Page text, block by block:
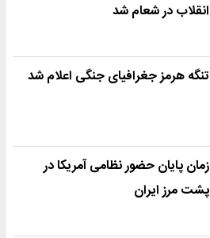
انقلاب در شعام شد
تنگه هرمز جغرافیای جنگی اعلام شد
زمان پایان حضور نظامی آمریکا در
پشت مرز ایران